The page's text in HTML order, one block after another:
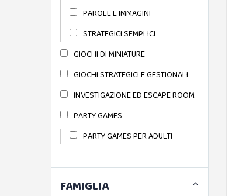
PAROLE E IMMAGINI
STRATEGICI SEMPLICI
GIOCHI DI MINIATURE
GIOCHI STRATEGICI E GESTIONALI
INVESTIGAZIONE ED ESCAPE ROOM
PARTY GAMES
PARTY GAMES PER ADULTI
FAMIGLIA